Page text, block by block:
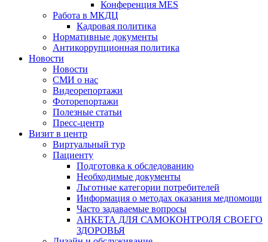
Конференция MES
Работа в МКДЦ
Кадровая политика
Нормативные документы
Антикоррупционная политика
Новости
Новости
СМИ о нас
Видеорепортажи
Фоторепортажи
Полезные статьи
Пресс-центр
Визит в центр
Виртуальный тур
Пациенту
Подготовка к обследованию
Необходимые документы
Льготные категории потребителей
Информация о методах оказания медпомощи
Часто задаваемые вопросы
АНКЕТА ДЛЯ САМОКОНТРОЛЯ СВОЕГО
ЗДОРОВЬЯ